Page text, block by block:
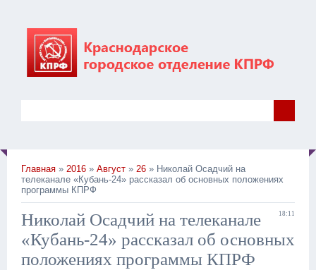
Главная » 2016 » Август » 26 » Николай Осадчий на
телеканале «Кубань-24» рассказал об основных положениях
программы КПРФ
18:11
Николай Осадчий на телеканале
«Кубань-24» рассказал об основных
положениях программы КПРФ